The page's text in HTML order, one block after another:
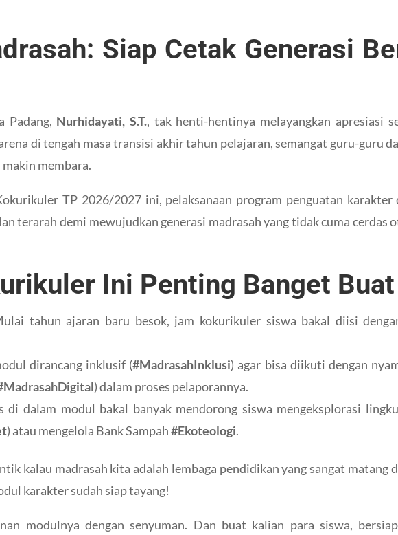
Siap Cetak Generasi
Padang, Nurhidayati, S.T., tak henti-hentinya melayangkan apresiasi
di tengah masa transisi akhir tahun pelajaran, semangat guru-guru
membara.
TP 2026/2027 ini, pelaksanaan program penguatan
terarah demi mewujudkan generasi madrasah yang tidak cuma cerdas
Ini Penting Banget
tahun ajaran baru besok, jam kokurikuler siswa bakal diisi
dirancang inklusif (#MadrasahInklusi) agar bisa diikuti dengan
) dalam proses pelaporannya.
di dalam modul bakal banyak mendorong siswa mengeksplorasi
) atau mengelola Bank Sampah#Ekoteologi.
kalau madrasah kita adalah lembaga pendidikan yang sangat matang
karakter sudah siap tayang!
modulnya dengan senyuman. Dan buat kalian para siswa,